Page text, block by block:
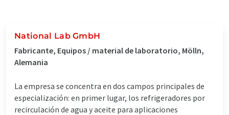
National Lab GmbH
Fabricante, Equipos / material de laboratorio, Mölln,
Alemania
La empresa se concentra en dos campos principales de
especialización: en primer lugar, los refrigeradores por
recirculación de agua y aceite para aplicaciones